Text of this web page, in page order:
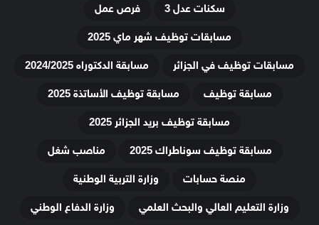
سكنات عدل 3
فرص عمل
مسابقات توظيف شهر ماي 2025
مسابقات توظيف في الجزائر
مسابقة الدكتوراه 2024/2025
مسابقة توظيف
مسابقة توظيف الأساتذة 2025
مسابقة توظيف بريد الجزائر 2025
مسابقة توظيف سوناطراك 2025
مناصب شغل
منصة حسابات
وزارة التربية الوطنية
وزارة التعليم العالي والبحث العلمي
وزارة الدفاع الوطني